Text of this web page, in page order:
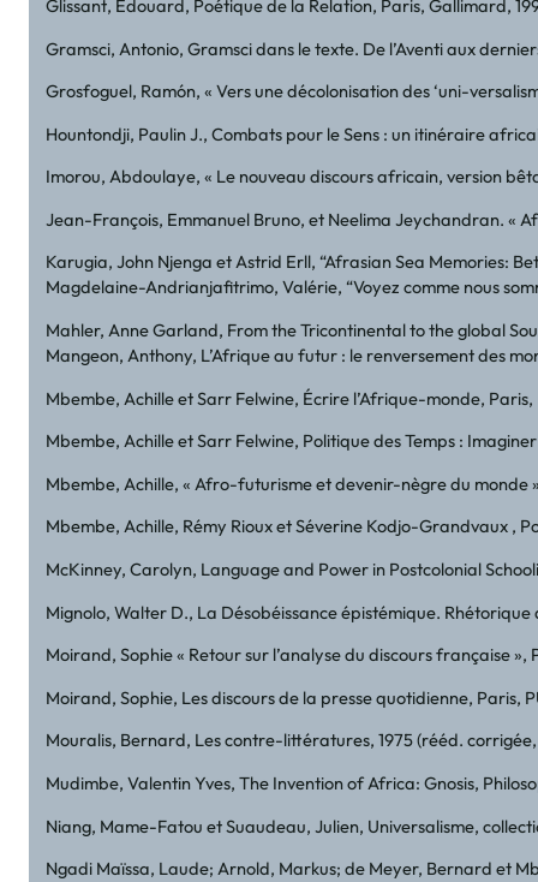
Glissant, Édouard, Poétique de la Relation, Paris, Gallimard,
Gramsci, Antonio, Gramsci dans le texte. De l’Aventi aux
Grosfoguel, Ramón, « Vers une décolonisation des ‘uni-
Hountondji, Paulin J., Combats pour le Sens : un itinéraire
Imorou, Abdoulaye, « Le nouveau discours africain, version
Jean-François, Emmanuel Bruno, et Neelima Jeychandran. «
Karugia, John Njenga et Astrid Erll, “Afrasian Sea Memories:
Magdelaine-Andrianjafitrimo, Valérie, “Voyez comme nous
Mahler, Anne Garland, From the Tricontinental to the global
Mangeon, Anthony, L’Afrique au futur : le renversement des
Mbembe, Achille et Sarr Felwine, Écrire l’Afrique-monde,
Mbembe, Achille et Sarr Felwine, Politique des Temps :
Mbembe, Achille, « Afro-futurisme et devenir-nègre du monde
Mbembe, Achille, Rémy Rioux et Séverine Kodjo-Grandvaux ,
McKinney, Carolyn, Language and Power in Postcolonial
Mignolo, Walter D., La Désobéissance épistémique.
Moirand, Sophie « Retour sur l’analyse du discours française
Moirand, Sophie, Les discours de la presse quotidienne, Paris,
Mouralis, Bernard, Les contre-littératures, 1975 (rééd.
Mudimbe, Valentin Yves, The Invention of Africa: Gnosis,
Niang, Mame-Fatou et Suaudeau, Julien, Universalisme,
Ngadi Maïssa, Laude; Arnold, Markus; de Meyer, Bernard et